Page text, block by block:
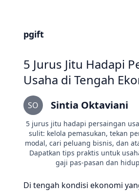
pgift
5 Jurus Jitu Hadapi
Usaha di Tengah
SO Sintia Oktaviani
5 jurus jitu hadapi persaingan
sulit: kelola pemasukan, tekan
modal, cari peluang bisnis, dan
Dapatkan tips praktis untuk
gaji pas-pasan dan
Di tengah kondisi ekonomi